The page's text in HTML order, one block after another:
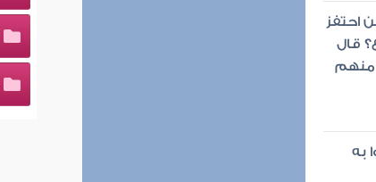
احتفز
قال
منهم
به